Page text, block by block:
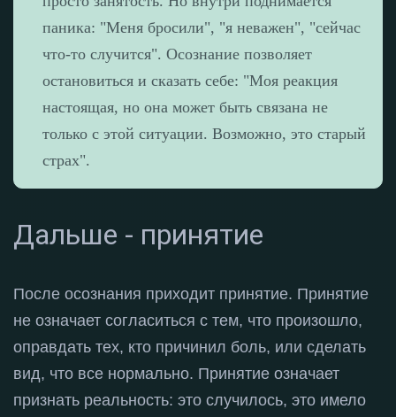
паника: "Меня бросили", "я неважен", "сейчас
что-то случится". Осознание позволяет
остановиться и сказать себе: "Моя реакция
настоящая, но она может быть связана не
только с этой ситуации. Возможно, это старый
страх".
Дальше - принятие
После осознания приходит принятие. Принятие
не означает согласиться с тем, что произошло,
оправдать тех, кто причинил боль, или сделать
вид, что все нормально. Принятие означает
признать реальность: это случилось, это имело